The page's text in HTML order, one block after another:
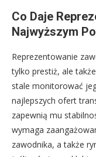
Co Daje
Najwyższym
Reprezentowanie
tylko prestiż, ale
stale monitorować
najlepszych ofert
zapewnią mu
wymaga
zawodnika, a także